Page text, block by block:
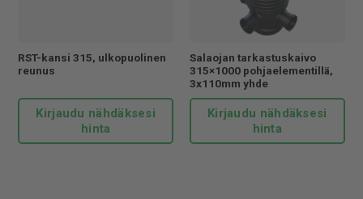
RST-kansi 315, ulkopuolinen
reunus
Kirjaudu nähdäksesi
hinta
Salaojan tarkastuskaivo
315×1000 pohjaelementillä,
3x110mm yhde
Kirjaudu nähdäksesi
hinta